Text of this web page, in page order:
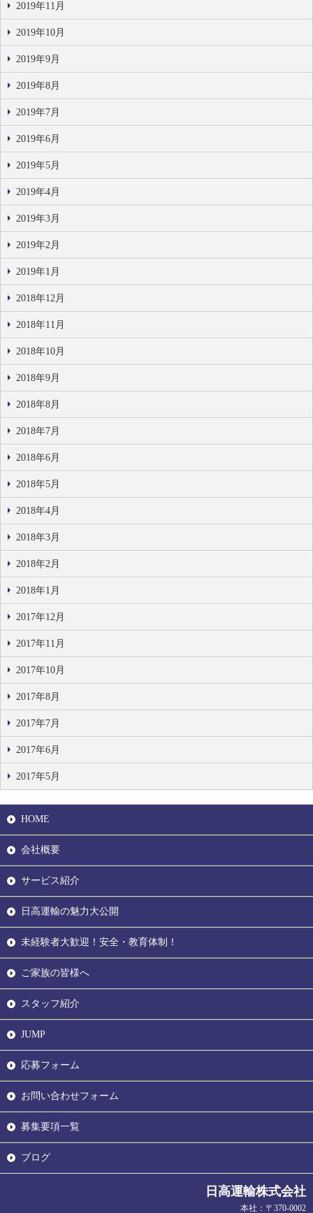
2019年11月
2019年10月
2019年9月
2019年8月
2019年7月
2019年6月
2019年5月
2019年4月
2019年3月
2019年2月
2019年1月
2018年12月
2018年11月
2018年10月
2018年9月
2018年8月
2018年7月
2018年6月
2018年5月
2018年4月
2018年3月
2018年2月
2018年1月
2017年12月
2017年11月
2017年10月
2017年8月
2017年7月
2017年6月
2017年5月
HOME
会社概要
サービス紹介
日高運輸の魅力大公開
未経験者大歓迎！安全・教育体制！
ご家族の皆様へ
スタッフ紹介
JUMP
応募フォーム
お問い合わせフォーム
募集要項一覧
ブログ
日高運輸株式会社
本社：〒370-0002